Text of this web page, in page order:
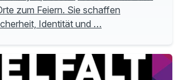
zum Feiern. Sie schaffen
Identität und …